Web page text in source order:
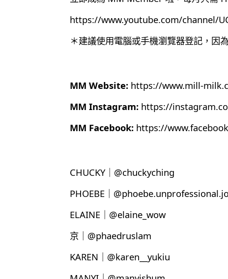
https://www.youtube.com/channel/
＊建議使用電腦或手機瀏覽器登記，因
MM Website: https://www.mill-
MM Instagram: https://
MM Facebook: https://
CHUCKY｜@chuckyching
PHOEBE｜
ELAINE｜@elaine_wow
京｜@phaedruslam
KAREN｜@karen__yukiu